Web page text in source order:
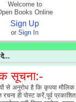
Welcome to
Books Online
Sign Up
or Sign In
सूचना:-
से अनुरोध है कि कृपया मौलिक
ही पोस्ट करें,पूर्व प्रकाशित